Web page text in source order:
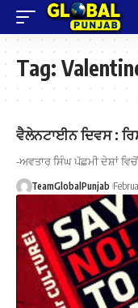
Tag:
ਵੈਲੇਨਟਾਈਨ ਦਿਵਸ :
-ਅਵਤਾਰ ਸਿੰਘ ਪੱਛਮੀ ਦੇਸ਼ਾਂ
TeamGlobalPunjab